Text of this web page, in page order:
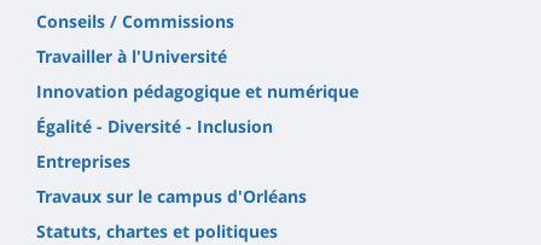
Conseils / Commissions
Travailler à l'Université
Innovation pédagogique et numérique
Égalité - Diversité - Inclusion
Entreprises
Travaux sur le campus d'Orléans
Statuts, chartes et politiques